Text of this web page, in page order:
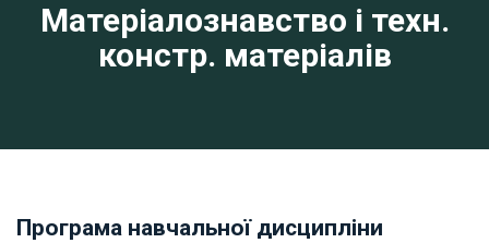
Матеріалознавство і техн.
констр. матеріалів
Програма навчальної дисципліни